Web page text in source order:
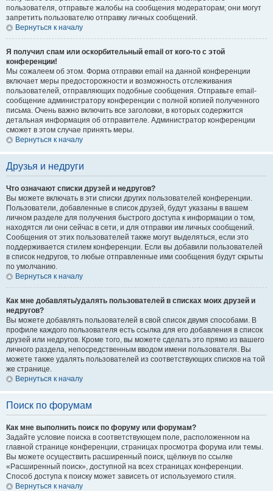
пользователя, отправьте жалобы на сообщения модераторам; они могут
запретить пользователю отправку личных сообщений.
Вернуться к началу
Я получил спам или оскорбительный email от кого-то с этой
конференции!
Мы сожалеем об этом. Форма отправки email на данной конференции
включает меры предосторожности и возможность отслеживания
пользователей, отправляющих подобные сообщения. Отправьте email-
сообщение администратору конференции с полной копией полученного
письма. Очень важно включить все заголовки, в которых содержится
детальная информация об отправителе. Администратор конференции
сможет в этом случае принять меры.
Вернуться к началу
Друзья и недруги
Что означают списки друзей и недругов?
Вы можете включать в эти списки других пользователей конференции.
Пользователи, добавленные в список друзей, будут указаны в вашем
личном разделе для получения быстрого доступа к информации о том,
находятся ли они сейчас в сети, и для отправки им личных сообщений.
Сообщения от этих пользователей также могут выделяться, если это
поддерживается стилем конференции. Если вы добавили пользователей
в список недругов, то любые отправленные ими сообщения будут скрыты
по умолчанию.
Вернуться к началу
Как мне добавлять/удалять пользователей в списках моих друзей и
недругов?
Вы можете добавлять пользователей в свой список двумя способами. В
профиле каждого пользователя есть ссылка для его добавления в список
друзей или недругов. Кроме того, вы можете сделать это прямо из вашего
личного раздела, непосредственным вводом имени пользователя. Вы
можете также удалять пользователей из соответствующих списков на той
же странице.
Вернуться к началу
Поиск по форумам
Как мне выполнить поиск по форуму или форумам?
Задайте условие поиска в соответствующем поле, расположенном на
главной странице конференции, страницах просмотра форума или темы.
Вы можете осуществить расширенный поиск, щёлкнув по ссылке
«Расширенный поиск», доступной на всех страницах конференции.
Способ доступа к поиску может зависеть от используемого стиля.
Вернуться к началу